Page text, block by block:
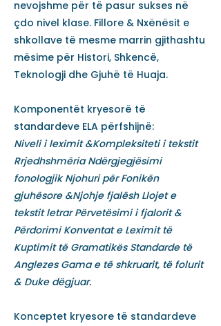
nevojshme për të pasur sukses në
çdo nivel klase. Fillore & Nxënësit e
shkollave të mesme marrin gjithashtu
mësime për Histori, Shkencë,
Teknologji dhe Gjuhë të Huaja.
Komponentët kryesorë të
standardeve ELA përfshijnë:
Niveli i leximit &Kompleksiteti i tekstit
Rrjedhshmëria Ndërgjegjësimi
fonologjik Njohuri për Fonikën
gjuhësore &Njohje fjalësh Llojet e
tekstit letrar Përvetësimi i fjalorit &
Përdorimi Konventat e Leximit të
Kuptimit të Gramatikës Standarde të
Anglezes Gama e të shkruarit, të folurit
& Duke dëgjuar.
Konceptet kryesore të standardeve